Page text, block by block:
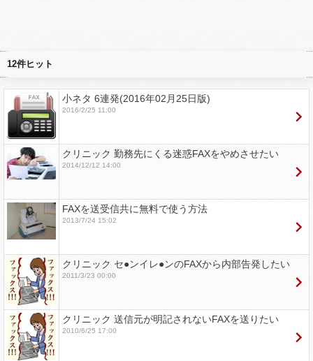
12件ヒット
小ネタ 6連発(2016年02月25日版)
2016/2/25 11:00
クリニック 勤務先にくる迷惑FAXをやめさせたい
2014/12/12 14:00
FAXを送受信共に無料で使う方法
2013/7/24 15:02
クリニック セ●ンイレ●ンのFAXから内部告発したい
2011/3/23 00:00
クリニック 送信元が明記されないFAXを送りたい
2010/6/25 17:00